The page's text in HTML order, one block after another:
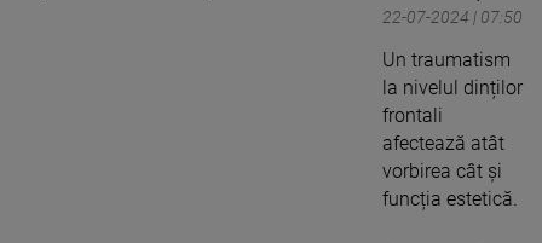
22-07-2024 | 07:50
Un traumatism
la nivelul dinților
frontali
afectează atât
vorbirea cât și
funcția estetică.